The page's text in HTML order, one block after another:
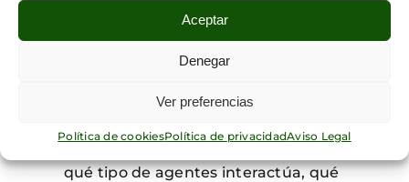
Aceptar
Denegar
Ver preferencias
Política de cookiesPolítica de privacidadAviso Legal
de agentes que interactúan con
: Una vez que hemos
nos vamos a centrar y esbozado sus
qué tipo de agentes interactúa, qué